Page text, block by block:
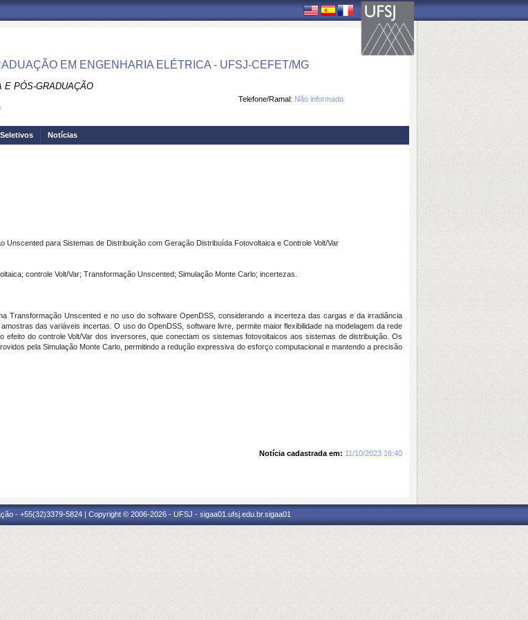
EM ENGENHARIA ELÉTRICA - UFSJ-CEFET/MG
E PÓS-GRADUAÇÃO
Telefone/Ramal: Não informado
Notícias
para Sistemas de Distribuição com Geração Distribuída Fotovoltaica e Controle Volt/Var
controle Volt/Var; Transformação Unscented; Simulação Monte Carlo; incertezas.
Transformação Unscented e no uso do software OpenDSS, considerando a incerteza das cargas e da irradiância
das variáveis incertas. O uso do OpenDSS, software livre, permite maior flexibilidade na modelagem da rede
efeito do controle Volt/Var dos inversores, que conectam os sistemas fotovoltaicos aos sistemas de distribuição. Os
pela Simulação Monte Carlo, permitindo a redução expressiva do esforço computacional e mantendo a precisão
Notícia cadastrada em: 11/10/2023 16:40
- +55(32)3379-5824 | Copyright © 2006-2026 - UFSJ - sigaa01.ufsj.edu.br.sigaa01